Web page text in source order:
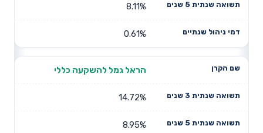
8.11%
0.61%
הראל גמל להשקעה כללי
14.72%
8.95%